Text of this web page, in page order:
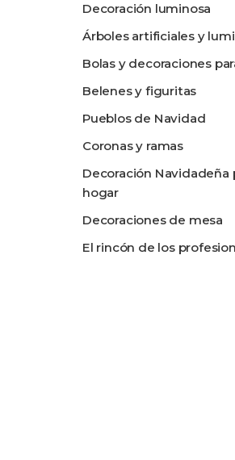
Decoración luminosa
Árboles artificiales y
Bolas y decoraciones
Belenes y figuritas
Pueblos de Navidad
Coronas y ramas
Decoración Navidadeña
hogar
Decoraciones de mesa
El rincón de los